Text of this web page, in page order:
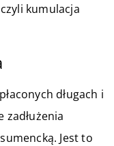
kumulacja
długach i
Jest to